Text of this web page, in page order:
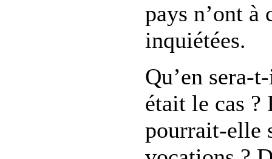
pays n’ont à
inquiétées.
Qu’en sera-
était le cas ?
pourrait-elle